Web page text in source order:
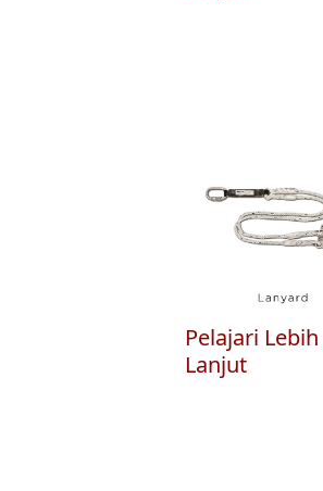
Pelajari Lebih
Lanjut